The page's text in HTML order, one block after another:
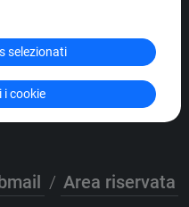
legali
/ Area riservata
selezionati
cookie